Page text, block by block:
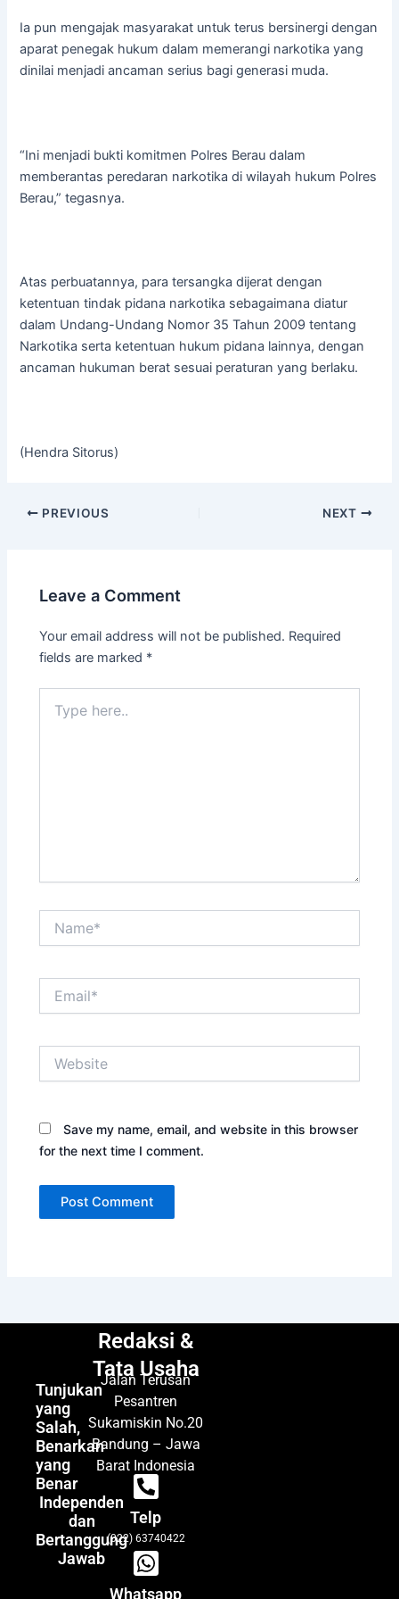
Ia pun mengajak masyarakat untuk terus bersinergi dengan
aparat penegak hukum dalam memerangi narkotika yang
dinilai menjadi ancaman serius bagi generasi muda.
“Ini menjadi bukti komitmen Polres Berau dalam
memberantas peredaran narkotika di wilayah hukum Polres
Berau,” tegasnya.
Atas perbuatannya, para tersangka dijerat dengan
ketentuan tindak pidana narkotika sebagaimana diatur
dalam Undang-Undang Nomor 35 Tahun 2009 tentang
Narkotika serta ketentuan hukum pidana lainnya, dengan
ancaman hukuman berat sesuai peraturan yang berlaku.
(Hendra Sitorus)
PREVIOUS NEXT
Leave a Comment
Your email address will not be published. Required
fields are marked *
here..
Save my name, email, and website in this browser
for the next time I comment.
Tunjukan
yang
Salah,
Benarkan
yang
Benar
Independen
dan
Bertanggung
Jawab
Redaksi &
Tata Usaha
Jalan Terusan
Pesantren
Sukamiskin No.20
Bandung – Jawa
Barat Indonesia
Telp
(022) 63740422
Whatsapp